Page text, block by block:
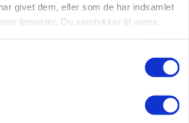
givet dem, eller som de har indsamlet
tjenester. Du samtykker til vores